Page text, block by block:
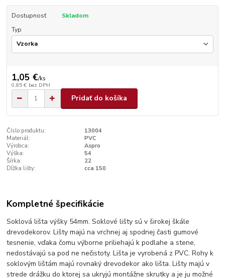
Dostupnosť
Skladom
Typ
1,05 €/ks
0,85 € bez DPH
Pridať do košíka
Číslo produktu:
13004
Materiál:
PVC
Výrobca:
Aspro
Výška:
54
Šírka:
22
Dĺžka lišty:
cca 150
Kompletné špecifikácie
Soklová lišta výšky 54mm. Soklové lišty sú v širokej škále
drevodekorov. Lišty majú na vrchnej aj spodnej časti gumové
tesnenie, vďaka čomu výborne priliehajú k podlahe a stene,
nedostávajú sa pod ne nečistoty. Lišta je vyrobená z PVC. Rohy k
soklovým lištám majú rovnaký drevodekor ako lišta. Lišty majú v
strede drážku do ktorej sa ukryjú montážne skrutky a je ju možné